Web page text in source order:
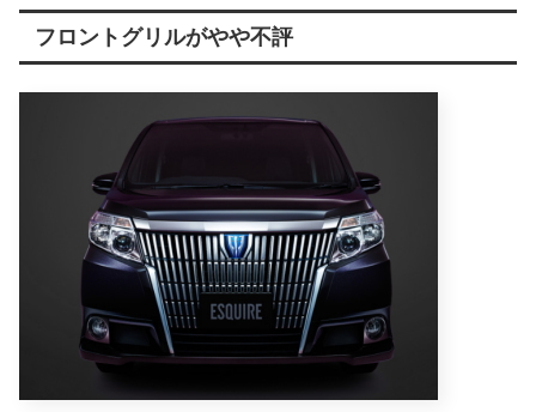
フロントグリルがやや不評